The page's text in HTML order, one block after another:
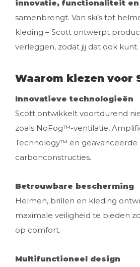
innovatie, functionaliteit
samenbrengt. Van ski’s tot
kleding – Scott ontwerpt
verleggen, zodat jij dat ook kunt.
Waarom kiezen voor
Innovatieve technologieën
Scott ontwikkelt voortdurend
zoals NoFog™-ventilatie,
Technology™ en geavanceerde
carbonconstructies.
Betrouwbare bescherming
Helmen, brillen en kleding
maximale veiligheid te bieden
op comfort.
Multifunctioneel design